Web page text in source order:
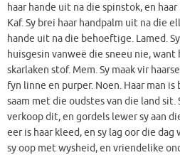
haar hande uit na die spinstok, en
Kaf. Sy brei haar handpalm uit na die
hande uit na die behoeftige. Lamed.
huisgesin vanweë die sneeu nie, want
skarlaken stof. Mem. Sy maak vir
fyn linne en purper. Noen. Haar man
saam met die oudstes van die land sit.
verkoop dit, en gordels lewer sy aan
eer is haar kleed, en sy lag oor die dag
sy oop met wysheid, en vriendelike